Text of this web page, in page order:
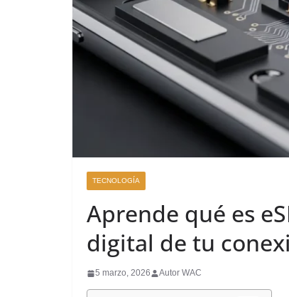
TECNOLOGÍA
Aprende qué es
digital de tu
5 marzo, 2026 Autor WAC